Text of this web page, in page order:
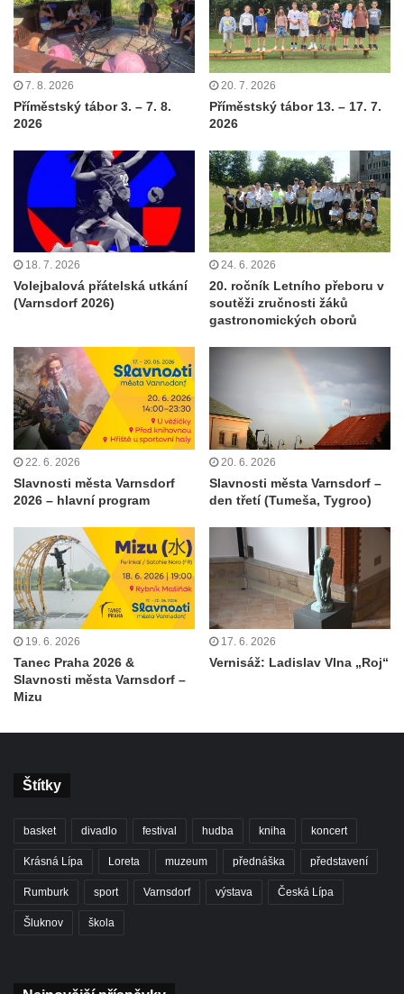
7. 8. 2026
Příměstský tábor 3. – 7. 8.
2026
20. 7. 2026
Příměstský tábor 13. – 17. 7.
2026
18. 7. 2026
Volejbalová přátelská utkání
(Varnsdorf 2026)
24. 6. 2026
20. ročník Letního přeboru v
soutěži zručnosti žáků
gastronomických oborů
22. 6. 2026
Slavnosti města Varnsdorf
2026 – hlavní program
20. 6. 2026
Slavnosti města Varnsdorf –
den třetí (Tumeša, Tygroo)
19. 6. 2026
Tanec Praha 2026 &
Slavnosti města Varnsdorf –
Mizu
17. 6. 2026
Vernisáž: Ladislav Vlna „Roj“
Štítky
basket divadlo festival hudba kniha koncert
Krásná Lípa Loreta muzeum přednáška představení
Rumburk sport Varnsdorf výstava Česká Lípa
Šluknov škola